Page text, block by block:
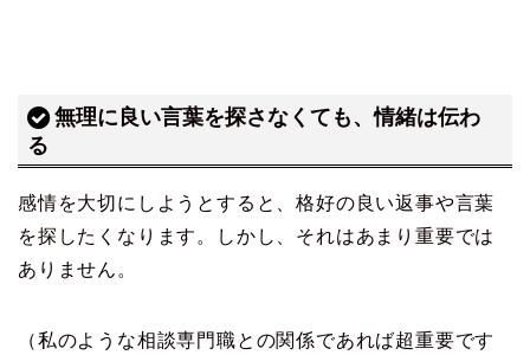
無理に良い言葉を探さなくても、情緒は伝わ
る
感情を大切にしようとすると、格好の良い返事や言葉
を探したくなります。しかし、それはあまり重要では
ありません。
（私のような相談専門職との関係であれば超重要です